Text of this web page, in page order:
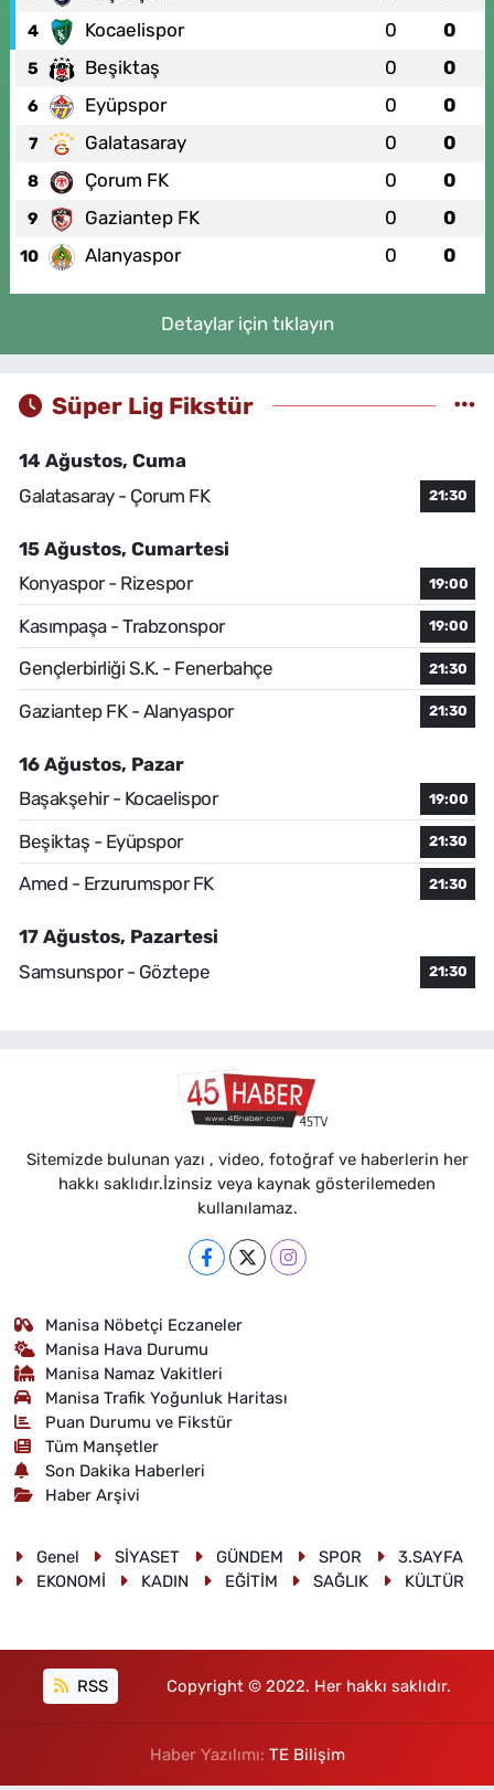
4 Kocaelispor 0 0
5 Beşiktaş 0 0
6 Eyüpspor 0 0
7 Galatasaray 0 0
8 Çorum FK 0 0
9 Gaziantep FK 0 0
10 Alanyaspor 0 0
Detaylar için tıklayın
Süper Lig Fikstür
14 Ağustos, Cuma
Galatasaray - Çorum FK
21:30
15 Ağustos, Cumartesi
Konyaspor - Rizespor
19:00
Kasımpaşa - Trabzonspor 19:00
Gençlerbirliği S.K. - Fenerbahçe 21:30
Gaziantep FK - Alanyaspor 21:30
16 Ağustos, Pazar
Başakşehir - Kocaelispor
19:00
Beşiktaş - Eyüpspor 21:30
Amed - Erzurumspor FK 21:30
17 Ağustos, Pazartesi
Samsunspor - Göztepe
21:30
Sitemizde bulunan yazı , video, fotoğraf ve haberlerin her
hakkı saklıdır.İzinsiz veya kaynak gösterilemeden
kullanılamaz.
Manisa Nöbetçi Eczaneler
Manisa Hava Durumu
Manisa Namaz Vakitleri
Manisa Trafik Yoğunluk Haritası
Puan Durumu ve Fikstür
Tüm Manşetler
Son Dakika Haberleri
Haber Arşivi
Genel SİYASET GÜNDEM SPOR
3.SAYFA
EKONOMİ
KADIN EĞİTİM SAĞLIK KÜLTÜR
RSS Copyright © 2022. Her hakkı saklıdır.
Haber Yazılımı: TE Bilişim